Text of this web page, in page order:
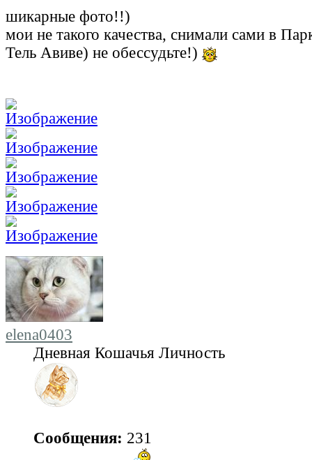
шикарные фото!!)
мои не такого качества, снимали сами в
Тель Авиве) не обессудьте!)
elena0403
Дневная Кошачья Личность
Сообщения: 231